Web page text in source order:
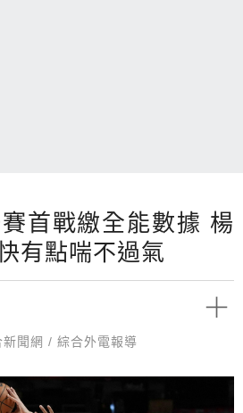
首戰繳全能數據 楊
有點喘不過氣
新聞網 / 綜合外電報導